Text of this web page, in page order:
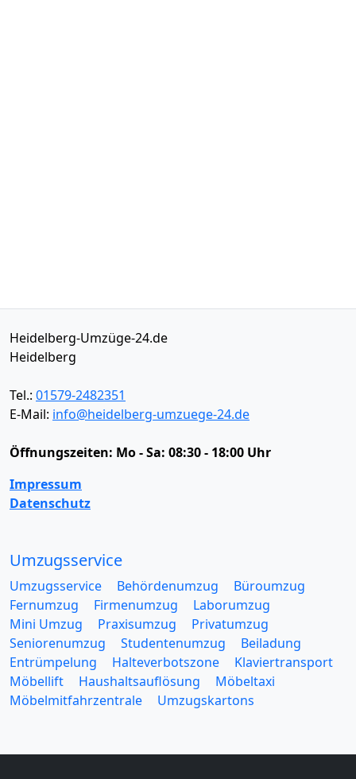
Heidelberg-Umzüge-24.de
Heidelberg
Tel.: 01579-2482351
E-Mail: info@heidelberg-umzuege-24.de
Öffnungszeiten: Mo - Sa: 08:30 - 18:00 Uhr
Impressum
Datenschutz
Umzugsservice
Umzugsservice Behördenumzug
Büroumzug
Fernumzug
Firmenumzug
Laborumzug
Mini Umzug
Praxisumzug
Privatumzug
Seniorenumzug
Studentenumzug
Beiladung
Entrümpelung
Halteverbotszone
Klaviertransport
Möbellift
Haushaltsauflösung
Möbeltaxi
Möbelmitfahrzentrale
Umzugskartons